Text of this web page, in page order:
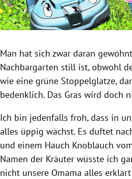
Untermenü
Untermenü
Untermenü
Man hat sich zwar daran
Nachbargarten still ist, obwohl
wie eine grüne Stoppelglatze,
bedenklich. Das Gras wird doch
Ich bin jedenfalls froh, dass in
alles üppig wächst. Es duftet
und einem Hauch Knoblauch
Namen der Kräuter wüsste ich
nicht unsere Omama alles